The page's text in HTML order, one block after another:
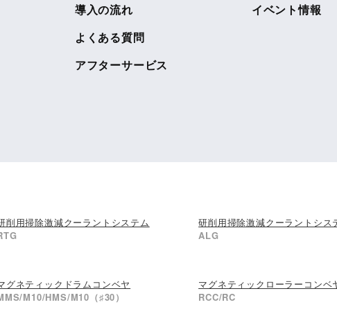
導入の流れ
よくある質問
アフターサービス
イベント情報
削用掃除激減クーラントシステム
研削用掃除激減クーラントシス
ALG
グネティックドラムコンベヤ
M10/HMS/M10（♯30）
マグネティックローラーコンベ
RCC/RC